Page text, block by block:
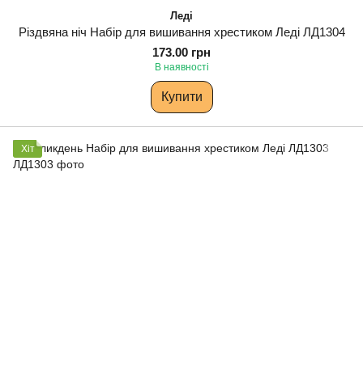
Леді
Різдвяна ніч Набір для вишивання хрестиком Леді ЛД1304
173.00 грн
В наявності
Купити
Хіт